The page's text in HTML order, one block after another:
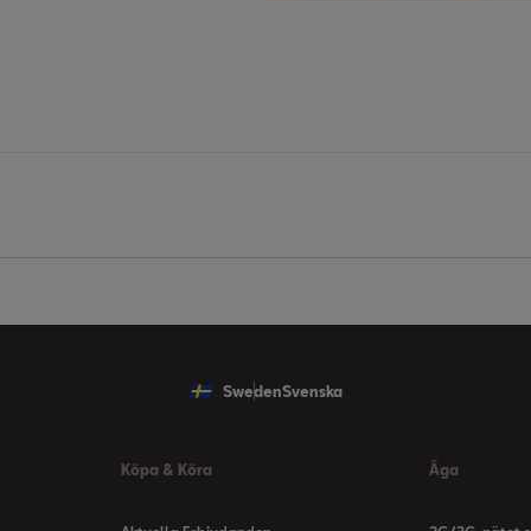
SwedenSvenska
Köpa & Köra Äga